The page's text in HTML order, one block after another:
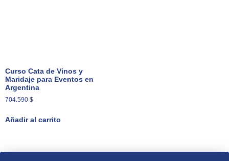
Curso Cata de Vinos y
Maridaje para Eventos en
Argentina
704.590 $
Añadir al carrito